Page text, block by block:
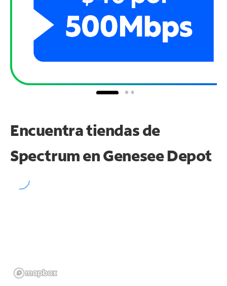
Encuentra tiendas de
Spectrum enGenesee Depot